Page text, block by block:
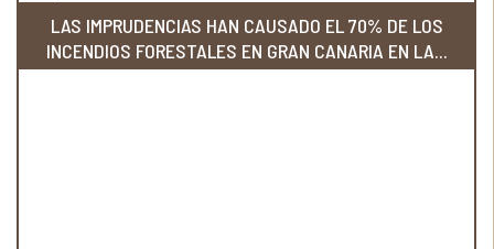
LAS IMPRUDENCIAS HAN CAUSADO EL 70% DE LOS
INCENDIOS FORESTALES EN GRAN CANARIA EN LA...